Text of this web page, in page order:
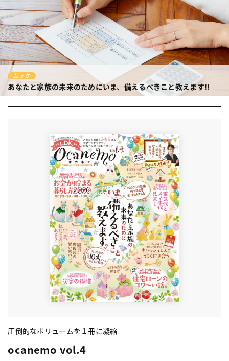
ムック
あなたと家族の未来のためにいま、備えるべきこと教えます!!
圧倒的なボリュームを１冊に凝縮
ocanemo vol.4